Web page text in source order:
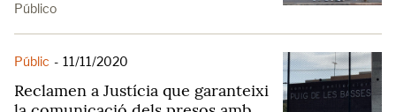
Público
Públic - 11/11/2020
Reclamen a Justícia que garanteixi